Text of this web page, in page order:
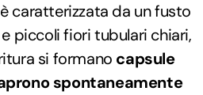
caratterizzata da un fusto
piccoli fiori tubulari chiari,
si formano capsule
spontaneamente